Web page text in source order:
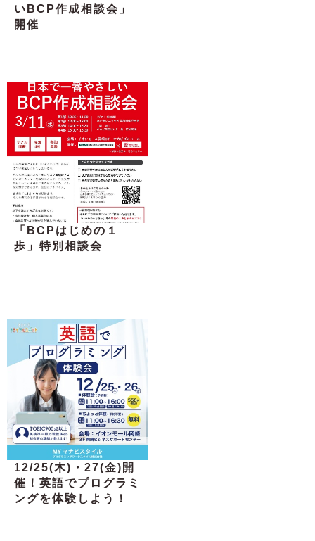
いBCP作成相談会」
開催
「BCPはじめの１
歩」特別相談会
12/25(木)・27(金)開
催！英語でプログラミ
ングを体験しよう！